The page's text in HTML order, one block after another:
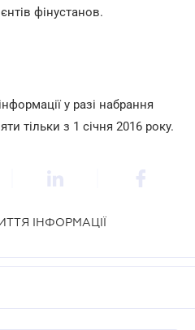
фінустанов.
у разі набрання
тільки з 1 січня 2016 року.
ІНФОРМАЦІЇ